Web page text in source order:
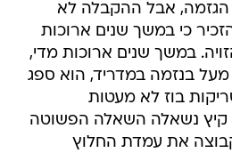
הגזמה, אבל ההקבלה לא
כי במשך שנים ארוכות
במשך שנים ארוכות מדי,
בנזמה במדריד, הוא ספג
בוז לא מעטות
קיץ נשאלה השאלה הפשוטה
את עמדת החלוץ